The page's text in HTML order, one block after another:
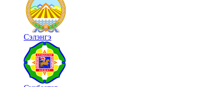
Сэлэнгэ